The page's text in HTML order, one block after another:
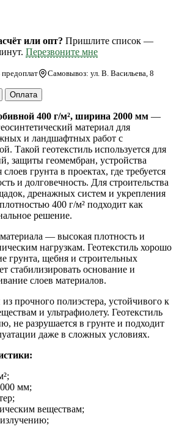
или опт? Пришлите список —
Перезвоните мне
предоплат
Самовывоз: ул. В. Васильева, 8
Оплата
400 г/м², ширина 2000 мм —
материал для
и ландшафтных работ с
Такой геотекстиль используется для
защиты геомембран, устройства
грунта в проектах, где требуется
и долговечность. Для строительства
дренажных систем и укрепления
400 г/м² подходит как
решение.
— высокая плотность и
нагрузкам. Геотекстиль хорошо
грунта, щебня и строительных
стабилизировать основание и
слоев материалов.
прочного полиэстера, устойчивого к
и ультрафиолету. Геотекстиль
не разрушается в грунте и подходит
даже в сложных условиях.
мм;
веществам;